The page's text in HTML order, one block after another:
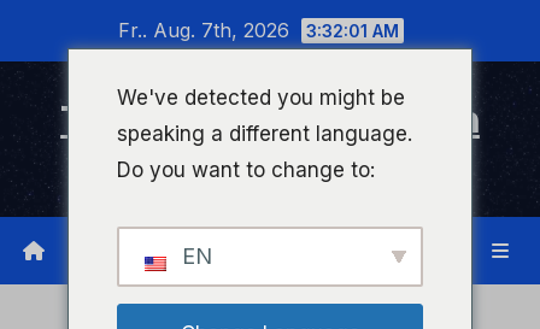
wechseln
Fr.. Aug. 7th, 2026 3:32:02 AM
Timeline Bad Kreuznach
Infonetzwerk für Bad Kreuznach
We've detected you might be
speaking a different language.
Do you want to change to:
EN